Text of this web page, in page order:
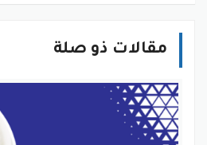
مقالات ذو صلة